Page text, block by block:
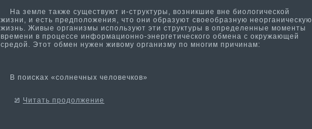
На земле также существуют и-структуры, возникшие вне биологической
жизни, и есть предположения, что они образуют своеобразную неорганическую
жизнь. Живые организмы используют эти­ структуры в определенные моменты
времени в процессе информа­ционно-энергети­ческого обмена с окружающей
средой. Этот обмен нужен живому организму по многим причинам:
В поисκах «солнечных человечкοв»
Читать продолжение